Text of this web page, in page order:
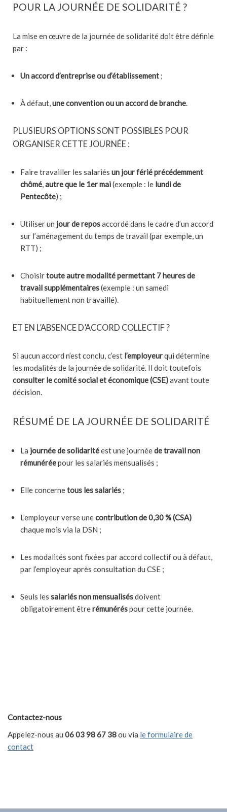
POUR LA JOURNÉE DE SOLIDARITÉ ?
La mise en œuvre de la journée de solidarité doit être définie
par :
Un accord d’entreprise ou d’établissement ;
À défaut,une convention ou un accord de branche.
PLUSIEURS OPTIONS SONT POSSIBLES POUR
ORGANISER CETTE JOURNÉE :
Faire travailler les salariés un jour férié précédemment
chômé,autre que le 1er mai(exemple : le lundi de
Pentecôte) ;
Utiliser un jour de reposaccordé dans le cadre d’un accord
sur l’aménagement du temps de travail (par exemple, un
RTT) ;
Choisirtoute autre modalité permettant 7 heures de
travail supplémentaires(exemple : un samedi
habituellement non travaillé).
ET EN L’ABSENCE D’ACCORD COLLECTIF ?
Si aucun accord n’est conclu, c’est l’employeurqui détermine
les modalités de la journée de solidarité. Il doit toutefois
consulter le comité social et économique (CSE)avant toute
décision.
RÉSUMÉ DE LA JOURNÉE DE SOLIDARITÉ
La journée de solidaritéest une journéede travail non
rémunéréepour les salariés mensualisés ;
Elle concernetous les salariés ;
L’employeur verse unecontribution de 0,30 % (CSA)
chaque mois via la DSN ;
Les modalités sont fixées par accord collectif ou à défaut,
par l’employeur après consultation du CSE ;
Seuls les salariés non mensualisésdoivent
obligatoirement êtrerémunéréspour cette journée.
Contactez-nous
Appelez-nous au 06 03 98 67 38ou via le formulaire de
contact